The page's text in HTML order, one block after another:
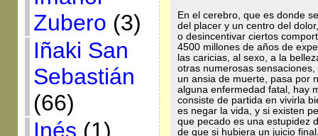
Zubero (3)
Iñaki San
Sebastián
(66)
Inés (1)
En el cerebro, que es donde
del placer y un centro del
o desincentivar ciertos
4500 millones de años de
las caricias, al sexo, a la
otras numerosas
un ansia de muerte, pasa por
alguna enfermedad fatal, hay
consiste de partida en vivirla
es negar la vida, y si existen
que pecado es una estupidez
de que si hubiera un juicio